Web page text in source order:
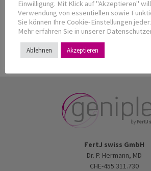
Schwangerschaft begleitet, er war zu
und hat uns mit seiner grossen
Danke vielvielmals!
FertJ swiss GmbH
Dr. P. Hermann, MD
CHE-455.311.730
Einwilligung. Mit Klick auf "Akzeptieren"
Verwendung von essentiellen sowie
Sie können Ihre Cookie-Einstellungen
Mehr erfahren Sie in unserer
Ablehnen Akzeptieren